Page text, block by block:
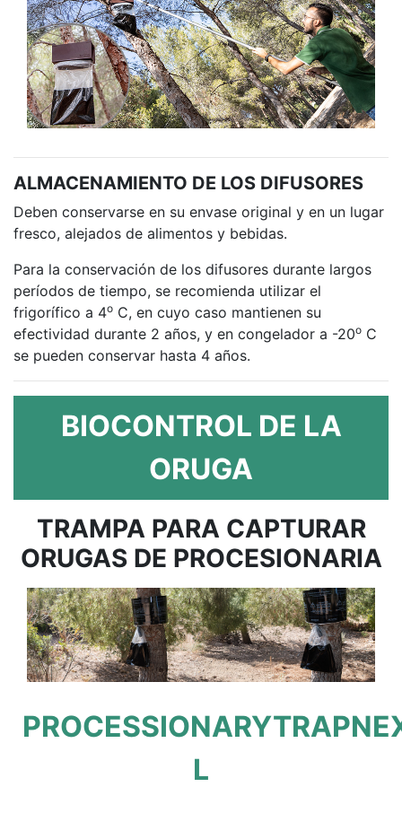
ALMACENAMIENTO DE LOS DIFUSORES
Deben conservarse en su envase original y en un lugar
fresco, alejados de alimentos y bebidas.
Para la conservación de los difusores durante largos
períodos de tiempo, se recomienda utilizar el
frigorífico a 4o C, en cuyo caso mantienen su
efectividad durante 2 años, y en congelador a -20o C
se pueden conservar hasta 4 años.
BIOCONTROL DE LA
ORUGA
TRAMPA PARA CAPTURAR
ORUGAS DE PROCESIONARIA
L